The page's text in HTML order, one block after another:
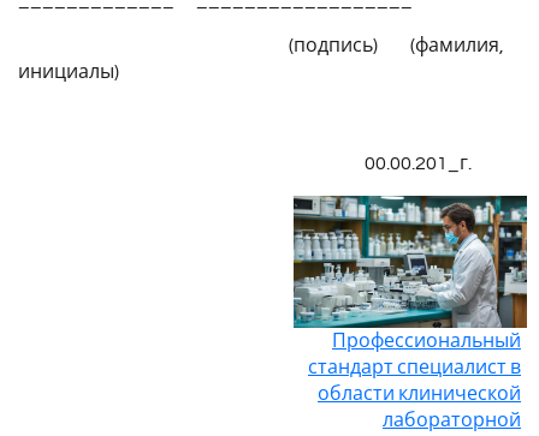
(подпись) (фамилия,
инициалы)
00.00.201_г.
Профессиональный
стандарт специалист в
области клинической
лабораторной